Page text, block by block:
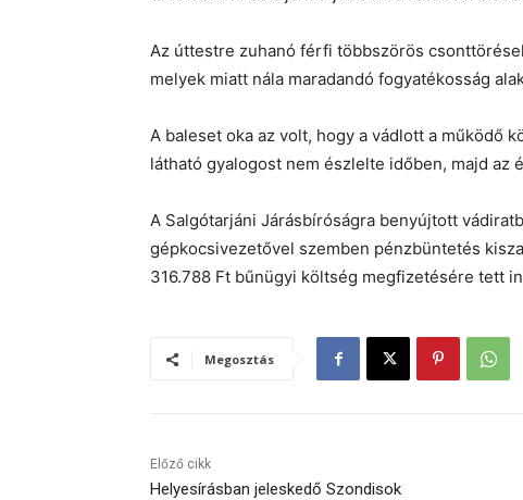
Az úttestre zuhanó férfi többszörös
melyek miatt nála maradandó fogyatékosság
A baleset oka az volt, hogy a vádlott a működő
látható gyalogost nem észlelte időben, majd
A Salgótarjáni Járásbíróságra benyújtott
gépkocsivezetővel szemben pénzbüntetés
316.788 Ft bűnügyi költség megfizetésére tett
Megosztás
Előző cikk
Helyesírásban jeleskedő Szondisok